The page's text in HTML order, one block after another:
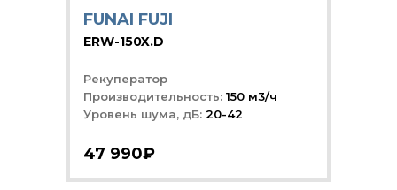
FUNAI FUJI
47 990₽
ERW-150X.D
Рекуператор
Производительность: 150 м3/ч
Уровень шума, дБ: 20-42